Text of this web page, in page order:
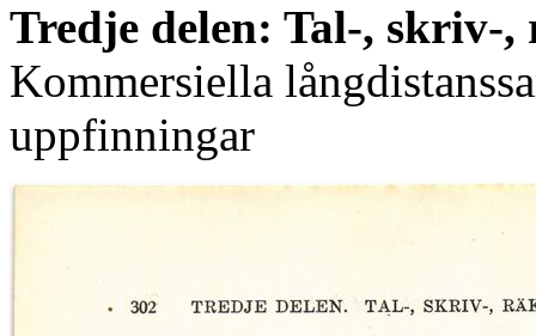
Tredje delen: Tal-, skriv-
Kommersiella
uppfinningar